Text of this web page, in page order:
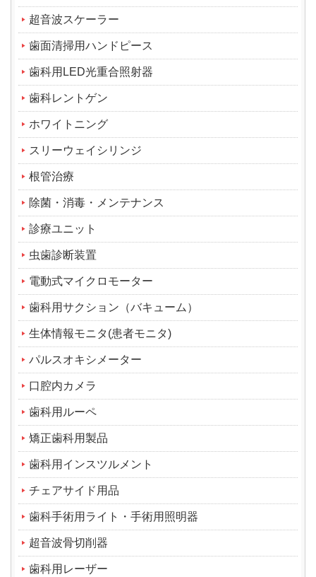
超音波スケーラー
歯面清掃用ハンドピース
歯科用LED光重合照射器
歯科レントゲン
ホワイトニング
スリーウェイシリンジ
根管治療
除菌・消毒・メンテナンス
診療ユニット
虫歯診断装置
電動式マイクロモーター
歯科用サクション（バキューム）
生体情報モニタ(患者モニタ)
パルスオキシメーター
口腔内カメラ
歯科用ルーペ
矯正歯科用製品
歯科用インスツルメント
チェアサイド用品
歯科手術用ライト・手術用照明器
超音波骨切削器
歯科用レーザー